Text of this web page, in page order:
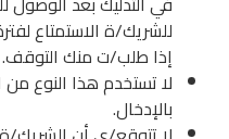
للشريك/ة الاستمتاع
إذا طلب/ت منك التوقف.
لا تستخدم هذا النوع
بالإدخال.